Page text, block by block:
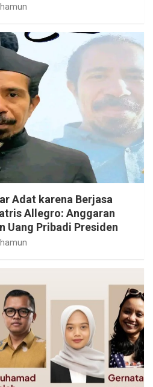
Adat karena Berjasa
Allegro: Anggaran
Uang Pribadi Presiden